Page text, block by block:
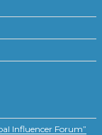
Influencer Forum”